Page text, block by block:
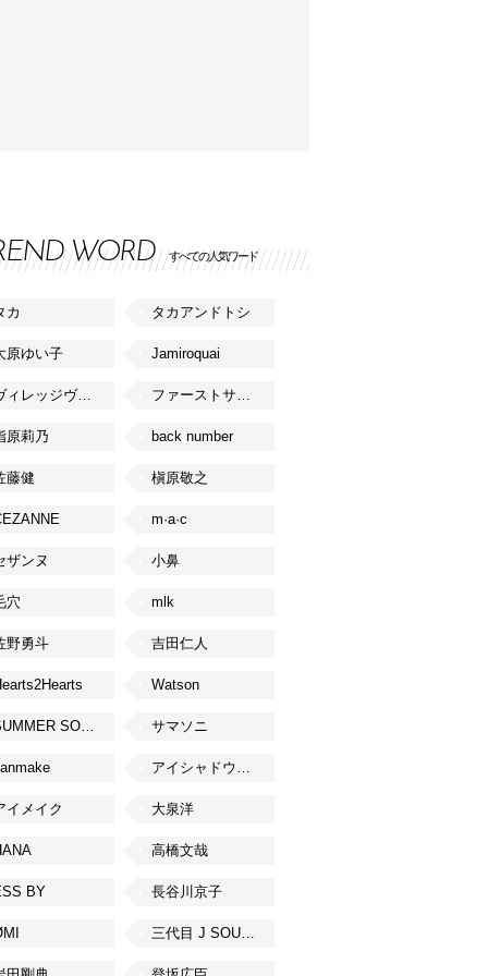
WORD すべての人気ワード
カ タカアンドトシ
原ゆい子 Jamiroquai
ヴィレッジヴァンガード ファーストサマーウイカ
原莉乃 back number
藤健 槇原敬之
m·a·c
ザンヌ 小鼻
穴 mlk
野勇斗 吉田仁人
Watson
SUMMER SONIC サマソニ
アイシャドウベース
イメイク 大泉洋
高橋文哉
BY 長谷川京子
三代目 J SOUL BROTHERS from EXILE TRIBE